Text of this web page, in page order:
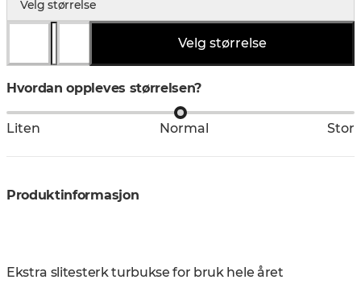
Velg størrelse
Velg størrelse
Hvordan oppleves størrelsen?
Liten Normal Stor
Produktinformasjon
Ekstra slitesterk turbukse for bruk hele året